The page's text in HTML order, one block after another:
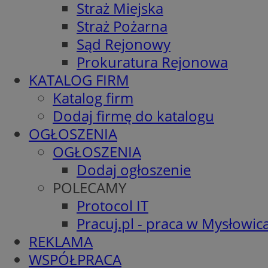
Straż Miejska
Straż Pożarna
Sąd Rejonowy
Prokuratura Rejonowa
KATALOG FIRM
Katalog firm
Dodaj firmę do katalogu
OGŁOSZENIA
OGŁOSZENIA
Dodaj ogłoszenie
POLECAMY
Protocol IT
Pracuj.pl - praca w
REKLAMA
WSPÓŁPRACA